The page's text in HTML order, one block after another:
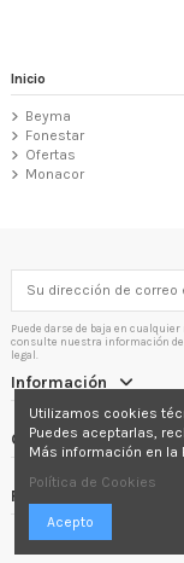
Inicio
Beyma
Fonestar
Ofertas
Monacor
Puede darse de baja en
consulte nuestra información
legal.
Información
Contactáctenos
Follow us
Utilizamos cookies
Puedes aceptarlas,
Más información en la
Política de Cookies
Acepto